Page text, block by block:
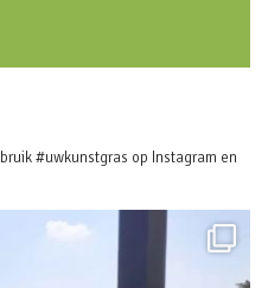
#uwkunstgras op Instagram en